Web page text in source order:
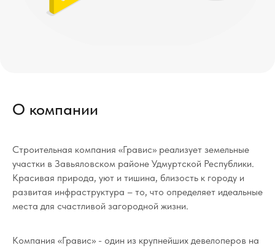
О компании
Строительная компания «Гравис» реализует земельные
участки в Завьяловском районе Удмуртской Республики.
Красивая природа, уют и тишина, близость к городу и
развитая инфраструктура – то, что определяет идеальные
места для счастливой загородной жизни.
Компания «Гравис» - один из крупнейших девелоперов на